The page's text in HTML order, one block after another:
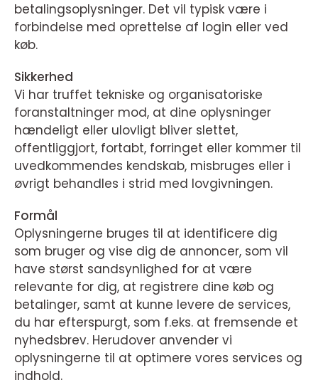
betalingsoplysninger. Det vil typisk være i
forbindelse med oprettelse af login eller ved
køb.
Sikkerhed
Vi har truffet tekniske og organisatoriske
foranstaltninger mod, at dine oplysninger
hændeligt eller ulovligt bliver slettet,
offentliggjort, fortabt, forringet eller kommer til
uvedkommendes kendskab, misbruges eller i
øvrigt behandles i strid med lovgivningen.
Formål
Oplysningerne bruges til at identificere dig
som bruger og vise dig de annoncer, som vil
have størst sandsynlighed for at være
relevante for dig, at registrere dine køb og
betalinger, samt at kunne levere de services,
du har efterspurgt, som f.eks. at fremsende et
nyhedsbrev. Herudover anvender vi
oplysningerne til at optimere vores services og
indhold.